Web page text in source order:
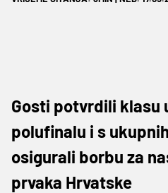
Gosti potvrdili klasu
polufinalu i s
osigurali borbu za
prvaka Hrvatske